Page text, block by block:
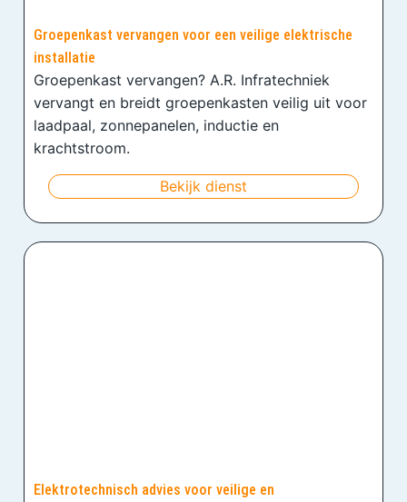
Groepenkast vervangen voor een veilige elektrische
installatie
Groepenkast vervangen? A.R. Infratechniek
vervangt en breidt groepenkasten veilig uit voor
laadpaal, zonnepanelen, inductie en
krachtstroom.
Bekijk dienst
Elektrotechnisch advies voor veilige en